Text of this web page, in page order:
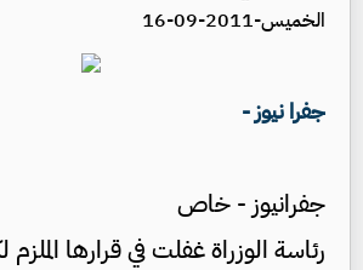
الخميس-2011-09-16
جفرا نيوز -
جفرانيوز - خاص
رئاسة الوزراة غفلت في قرارها